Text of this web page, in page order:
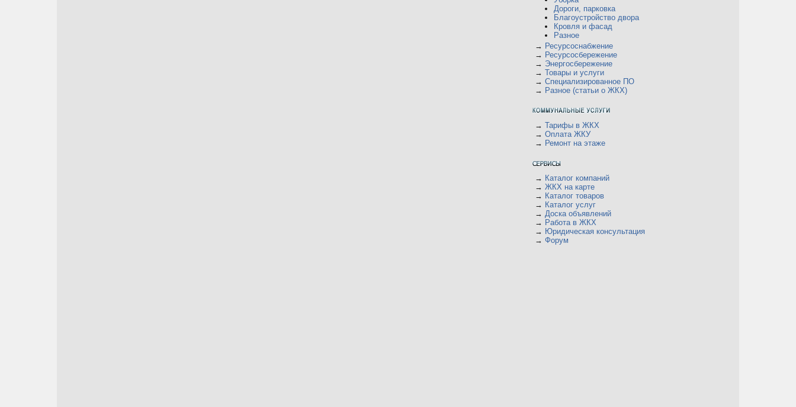
Дороги, парковка
Благоустройство двора
Кровля и фасад
Разное
→ Ресурсоснабжение
→ Ресурсосбережение
→ Энергосбережение
→ Товары и услуги
→ Специализированное ПО
→ Разное (статьи о ЖКХ)
→ Тарифы в ЖКХ
→ Оплата ЖКУ
→ Ремонт на этаже
→ Каталог компаний
→ ЖКХ на карте
→ Каталог товаров
→ Каталог услуг
→ Доска объявлений
→ Работа в ЖКХ
→ Юридическая консультация
→ Форум